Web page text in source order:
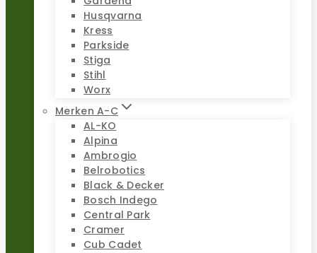
Husqvarna
Kress
Parkside
Stiga
Stihl
Worx
Merken A-C
AL-KO
Alpina
Ambrogio
Belrobotics
Black & Decker
Bosch Indego
Central Park
Cramer
Cub Cadet